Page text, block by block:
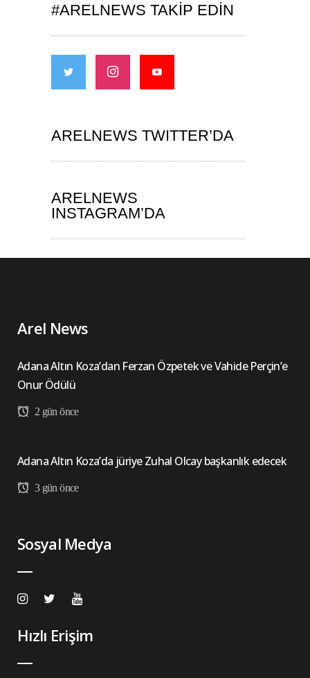
#ARELNEWS TAKIP EDIN
ARELNEWS TWITTER’DA
ARELNEWS
INSTAGRAM’DA
Arel News
Adana Altın Koza’dan Ferzan Özpetek ve Vahide Perçin’e
Onur Ödülü
2 gün önce
Adana Altın Koza’da jüriye Zuhal Olcay başkanlık edecek
3 gün önce
Sosyal Medya
Hızlı Erişim